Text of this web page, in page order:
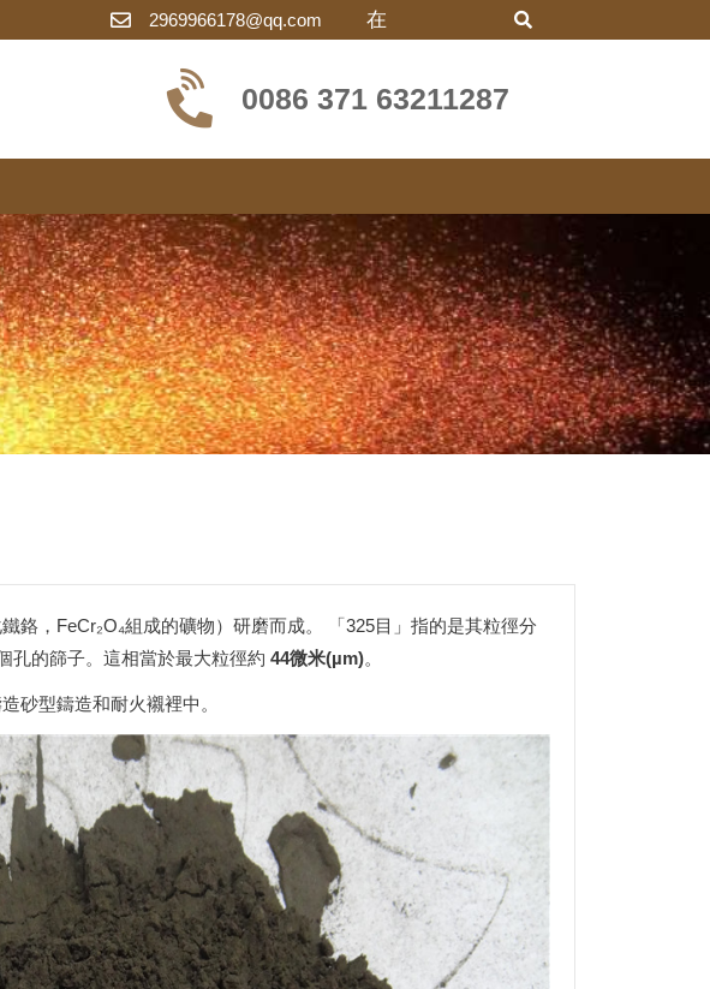
2969966178@qq.com 在
0086 371 63211287
鉻，FeCr₂O₄組成的礦物）研磨而成。 「325目」指的是其粒徑分
孔的篩子。這相當於最大粒徑約44微米(µm)。
砂型鑄造和耐火襯裡中。